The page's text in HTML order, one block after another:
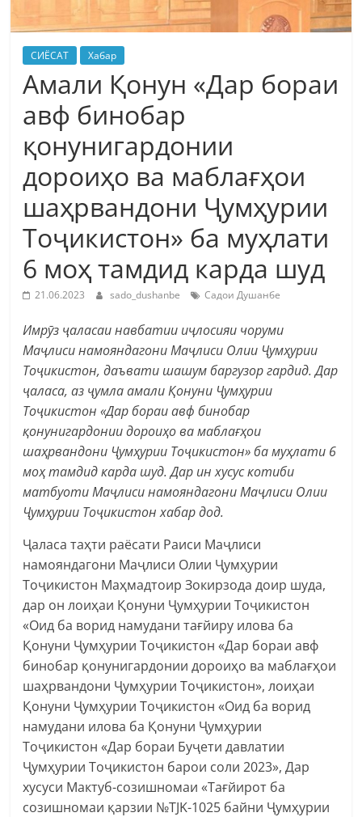
СИЁСАТ Хабар
Амали Қонун «Дар бораи
авф бинобар
қонунигардонии
дороиҳо ва маблағҳои
шаҳрвандони Ҷумҳурии
Тоҷикистон» ба муҳлати
6 моҳ тамдид карда шуд
21.06.2023 sado_dushanbe Садои Душанбе
Имрӯз ҷаласаи навбатии иҷлосияи чоруми
Маҷлиси намояндагони Маҷлиси Олии Ҷумҳурии
Тоҷикистон, даъвати шашум баргузор гардид. Дар
ҷаласа, аз ҷумла амали Қонуни Ҷумҳурии
Тоҷикистон «Дар бораи авф бинобар
қонунигардонии дороиҳо ва маблағҳои
шаҳрвандони Ҷумҳурии Тоҷикистон» ба муҳлати 6
моҳ тамдид карда шуд. Дар ин хусус котиби
матбуоти Маҷлиси намояндагони Маҷлиси Олии
Ҷумҳурии Тоҷикистон хабар дод.
Ҷаласа таҳти раёсати Раиси Маҷлиси
намояндагони Маҷлиси Олии Ҷумҳурии
Тоҷикистон Маҳмадтоир Зокирзода доир шуда,
дар он лоиҳаи Қонуни Ҷумҳурии Тоҷикистон
«Оид ба ворид намудани тағйиру илова ба
Қонуни Ҷумҳурии Тоҷикистон «Дар бораи авф
бинобар қонунигардонии дороиҳо ва маблағҳои
шаҳрвандони Ҷумҳурии Тоҷикистон», лоиҳаи
Қонуни Ҷумҳурии Тоҷикистон «Оид ба ворид
намудани илова ба Қонуни Ҷумҳурии
Тоҷикистон «Дар бораи Буҷети давлатии
Ҷумҳурии Тоҷикистон барои соли 2023», Дар
хусуси Мактуб-созишномаи «Тағйирот ба
созишномаи қарзии №TJK-1025 байни Ҷумҳурии